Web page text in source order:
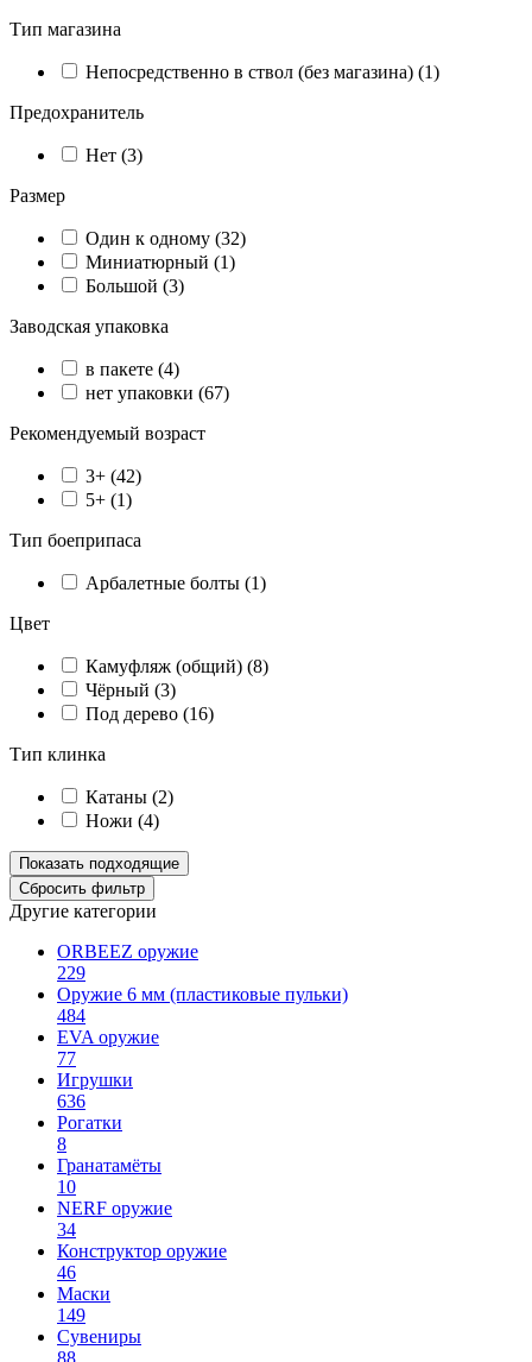
Тип магазина
Непосредственно в ствол (без магазина) (1)
Предохранитель
Нет (3)
Размер
Один к одному (32)
Миниатюрный (1)
Большой (3)
Заводская упаковка
в пакете (4)
нет упаковки (67)
Рекомендуемый возраст
3+ (42)
5+ (1)
Тип боеприпаса
Арбалетные болты (1)
Цвет
Камуфляж (общий) (8)
Чёрный (3)
Под дерево (16)
Тип клинка
Катаны (2)
Ножи (4)
Другие категории
ORBEEZ оружие
229
Оружие 6 мм (пластиковые пульки)
484
EVA оружие
77
Игрушки
636
Рогатки
8
Гранатамёты
10
NERF оружие
34
Конструктор оружие
46
Маски
149
Сувениры
88